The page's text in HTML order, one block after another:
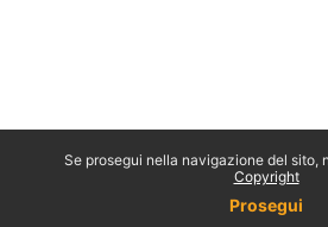
Se prosegui nella navigazione del sito,
Copyright
Prosegui